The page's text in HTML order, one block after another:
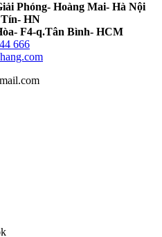
Phóng- Hoàng Mai- Hà Nội
HN
F4-q.Tân Bình- HCM
666